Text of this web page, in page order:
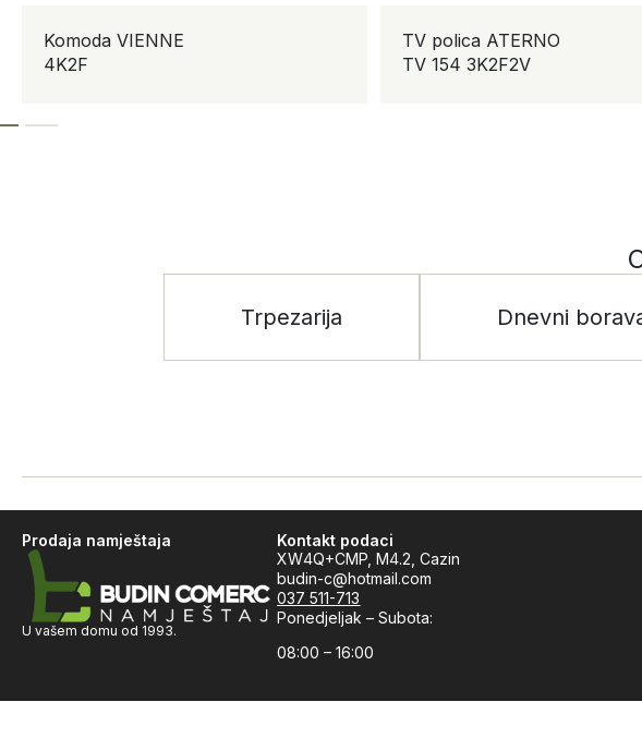
Komoda VIENNE
4K2F
TV polica ATERNO
TV 154 3K2F2V
Trpezarija Dnevni
Prodaja namještaja
U vašem domu od 1993.
Kontakt podaci
XW4Q+CMP, M4.2, Cazin
budin-c@hotmail.com
037 511-713
Ponedjeljak – Subota:
08:00 – 16:00